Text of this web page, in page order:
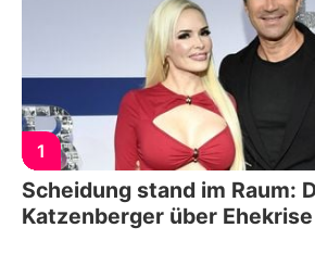
1
Scheidung stand im Raum:
Katzenberger über Ehekrise